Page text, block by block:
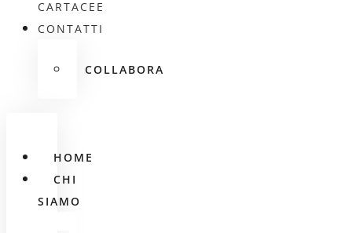
CARTACEE
CONTATTI
COLLABORA
HOME
CHI
SIAMO